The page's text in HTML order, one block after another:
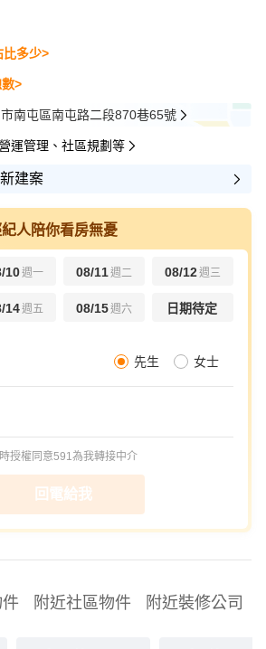
比多少>
>
南屯區南屯路二段870巷65號
運管理、社區規劃等
建案
人陪你看房無憂
10週一 08/11週二 08/12週三
14週五 08/15週六 日期待定
先生 女士
授權同意591為我轉接中介
回電給我
附近社區物件 附近裝修公司